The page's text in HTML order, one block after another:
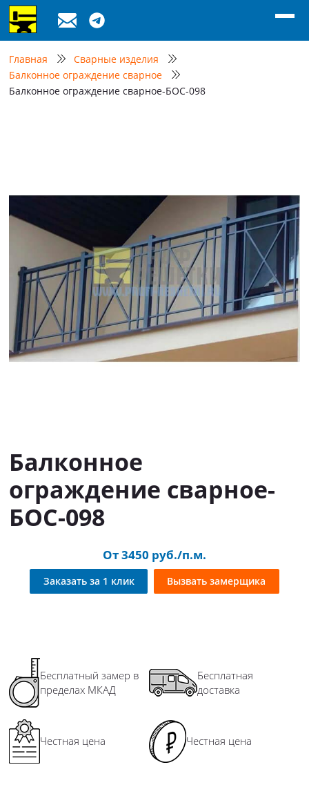
Главная
Сварные изделия
Балконное ограждение сварное
Балконное ограждение сварное-БОС-098
Балконное
ограждение сварное-
БОС-098
От 3450 руб./п.м.
Заказать за 1 клик Вызвать замерщика
Бесплатный замер в
пределах МКАД
Бесплатная
доставка
Честная цена Честная цена